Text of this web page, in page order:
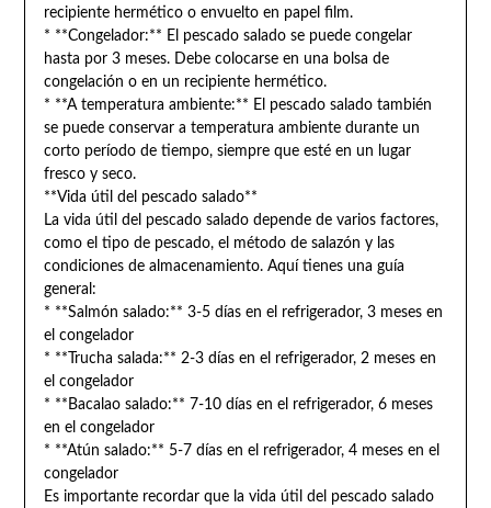
recipiente hermético o envuelto en papel film.
* **Congelador:** El pescado salado se puede congelar
hasta por 3 meses. Debe colocarse en una bolsa de
congelación o en un recipiente hermético.
* **A temperatura ambiente:** El pescado salado también
se puede conservar a temperatura ambiente durante un
corto período de tiempo, siempre que esté en un lugar
fresco y seco.
**Vida útil del pescado salado**
La vida útil del pescado salado depende de varios factores,
como el tipo de pescado, el método de salazón y las
condiciones de almacenamiento. Aquí tienes una guía
general:
* **Salmón salado:** 3-5 días en el refrigerador, 3 meses en
el congelador
* **Trucha salada:** 2-3 días en el refrigerador, 2 meses en
el congelador
* **Bacalao salado:** 7-10 días en el refrigerador, 6 meses
en el congelador
* **Atún salado:** 5-7 días en el refrigerador, 4 meses en el
congelador
Es importante recordar que la vida útil del pescado salado